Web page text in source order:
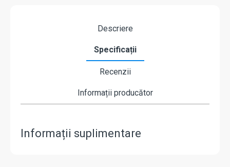
Descriere
Specificații
Recenzii
Informații producător
Informații suplimentare